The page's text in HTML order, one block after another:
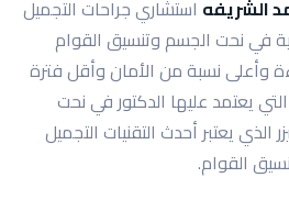
الشريفه استشاري جراحات التجميل
في نحت الجسم وتنسيق القوام
وأعلى نسبة من الأمان وأقل فترة
يعتمد عليها الدكتور في نحت
يعتبر أحدث التقنيات التجميل
القوام.